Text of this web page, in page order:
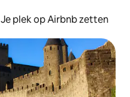
Je plek op Airbnb zetten